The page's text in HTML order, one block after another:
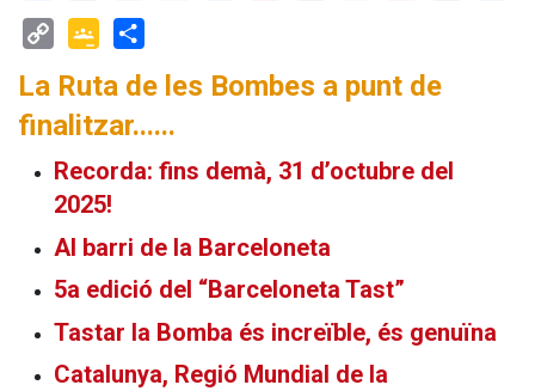
Facebook
X WhatsApp
Link
Classroom
La Ruta de les Bombes a punt de
finalitzar......
Recorda: fins demà, 31 d’octubre del
2025!
Al barri de la Barceloneta
5a edició del “Barceloneta Tast”
Tastar la Bomba és increïble, és genuïna
Catalunya, Regió Mundial de la